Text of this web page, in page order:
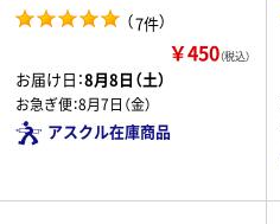
（7件）
￥450（税込）
お届け日：8月8日（土）
お急ぎ便：8月7日（金）
アスクル在庫商品